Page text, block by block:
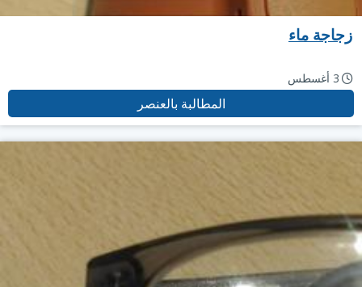
زجاجة ماء
3 أغسطس
المطالبة بالعنصر